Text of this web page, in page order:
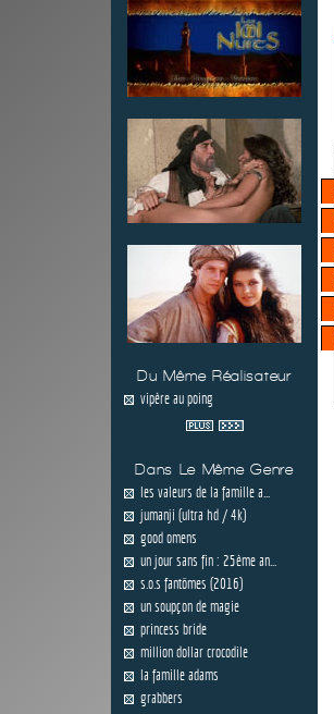
Du Même Réalisateur
vipère au poing
Dans Le Même Genre
les valeurs de la famille a...
jumanji (ultra hd / 4k)
good omens
un jour sans fin : 25ème an...
s.o.s fantômes (2016)
un soupçon de magie
princess bride
million dollar crocodile
la famille adams
grabbers